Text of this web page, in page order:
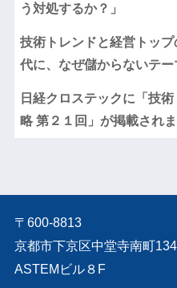
う対処するか？」
技術トレンドと経営トッ
代に、なぜ儲からないテー
日経クロステックに「技
略 第２１回」が掲載されま
〒600-8813
京都市下京区中堂寺南町
ASTEMビル８F